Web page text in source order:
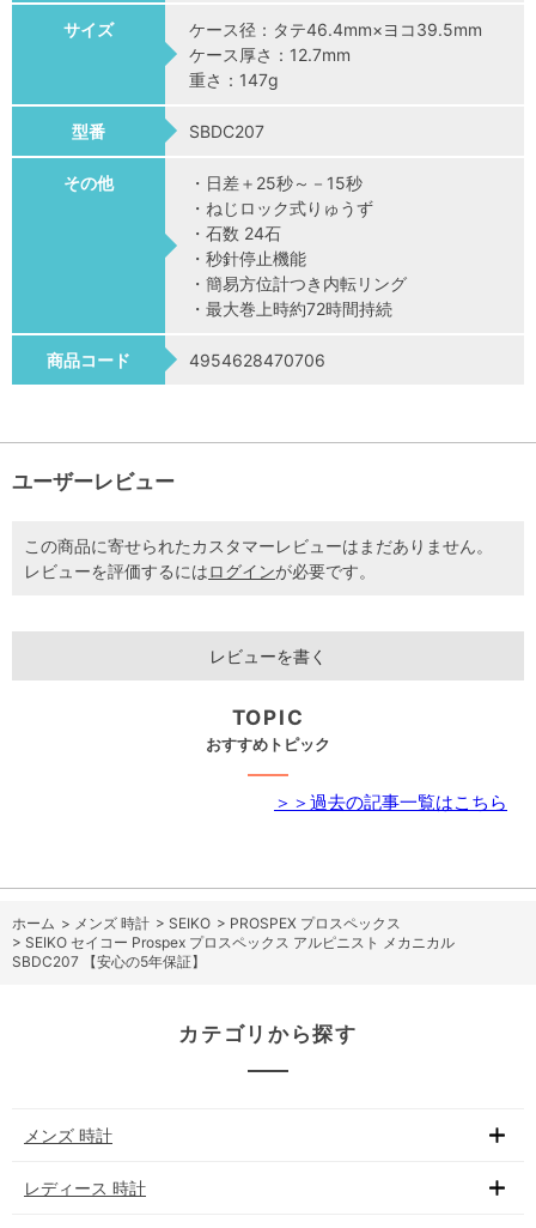
サイズ
ケース径：タテ46.4mm×ヨコ39.5mm
ケース厚さ：12.7mm
重さ：147g
型番 SBDC207
その他
・日差＋25秒～－15秒
・ねじロック式りゅうず
・石数 24石
・秒針停止機能
・簡易方位計つき内転リング
・最大巻上時約72時間持続
商品コード 4954628470706
ユーザーレビュー
この商品に寄せられたカスタマーレビューはまだありません。
レビューを評価するにはログインが必要です。
レビューを書く
TOPIC
おすすめトピック
＞＞過去の記事一覧はこちら
ホーム > メンズ 時計 > SEIKO > PROSPEX プロスペックス
> SEIKO セイコー Prospex プロスペックス アルピニスト メカニカル
SBDC207 【安心の5年保証】
カテゴリから探す
メンズ 時計
レディース 時計